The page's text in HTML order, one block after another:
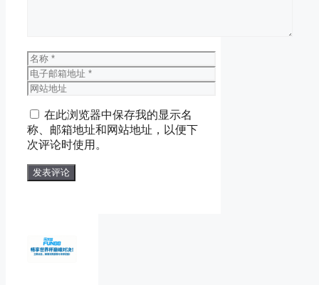
名
称
电
子
箱
地
址
网
地
址
在此浏览器中保存我的显示名
称、邮箱地址和网站地址，以便下
次评论时使用。